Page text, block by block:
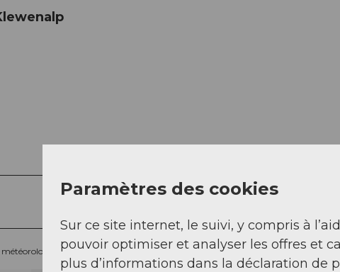
Paramètres des cookies
Sur ce site internet, le suivi, y compris à
pouvoir optimiser et analyser les offres et
plus d’informations dans la déclaration de